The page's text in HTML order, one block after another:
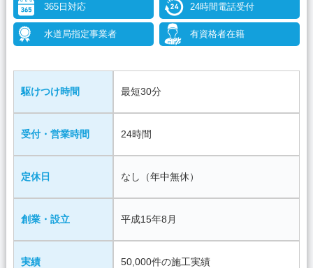
365日対応 24時間電話受付
水道局指定事業者 有資格者在籍
駆けつけ時間 最短30分
受付・営業時間 24時間
定休日 なし（年中無休）
創業・設立 平成15年8月
実績 50,000件の施工実績